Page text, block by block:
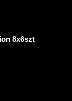
8x6szt